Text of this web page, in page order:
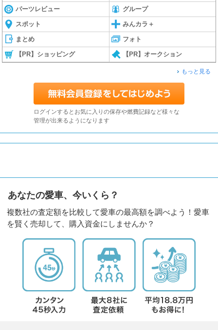
パーツレビュー グループ
スポット みんカラ＋
まとめ フォト
【PR】ショッピング 【PR】オークション
もっと見る
ログインするとお気に入りの保存や燃費記録など様々な
管理が出来るようになります
あなたの愛車、今いくら？
複数社の査定額を比較して愛車の最高額を調べよう！愛車
を賢く売却して、購入資金にしませんか？